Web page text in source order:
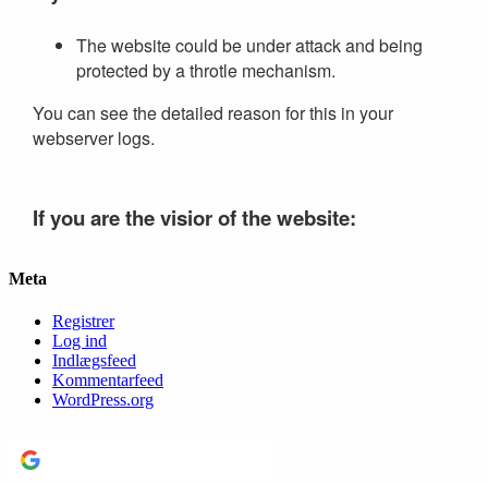
Meta
Registrer
Log ind
Indlægsfeed
Kommentarfeed
WordPress.org